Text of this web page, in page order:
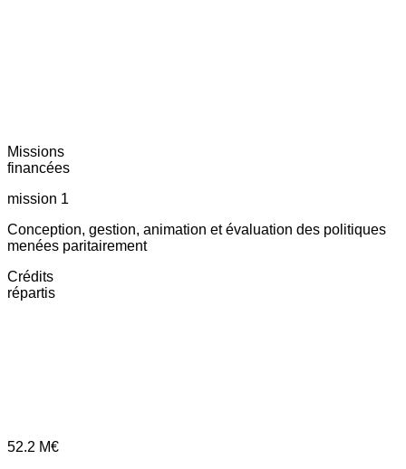
Missions
financées
mission 1
Conception, gestion, animation et évaluation des politiques
menées paritairement
Crédits
répartis
52.2 M€